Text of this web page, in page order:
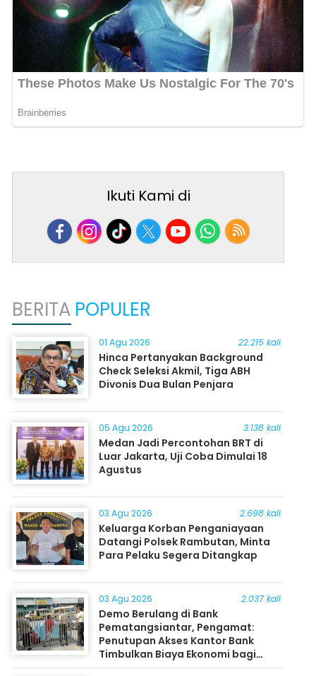
Ikuti Kami di
BERITA POPULER
01 Agu 2026 22.215 kali
Hinca Pertanyakan Background
Check Seleksi Akmil, Tiga ABH
Divonis Dua Bulan Penjara
05 Agu 2026 3.138 kali
Medan Jadi Percontohan BRT di
Luar Jakarta, Uji Coba Dimulai 18
Agustus
03 Agu 2026 2.698 kali
Keluarga Korban Penganiayaan
Datangi Polsek Rambutan, Minta
Para Pelaku Segera Ditangkap
03 Agu 2026 2.037 kali
Demo Berulang di Bank
Pematangsiantar, Pengamat:
Penutupan Akses Kantor Bank
Timbulkan Biaya Ekonomi bagi
Masyarakat